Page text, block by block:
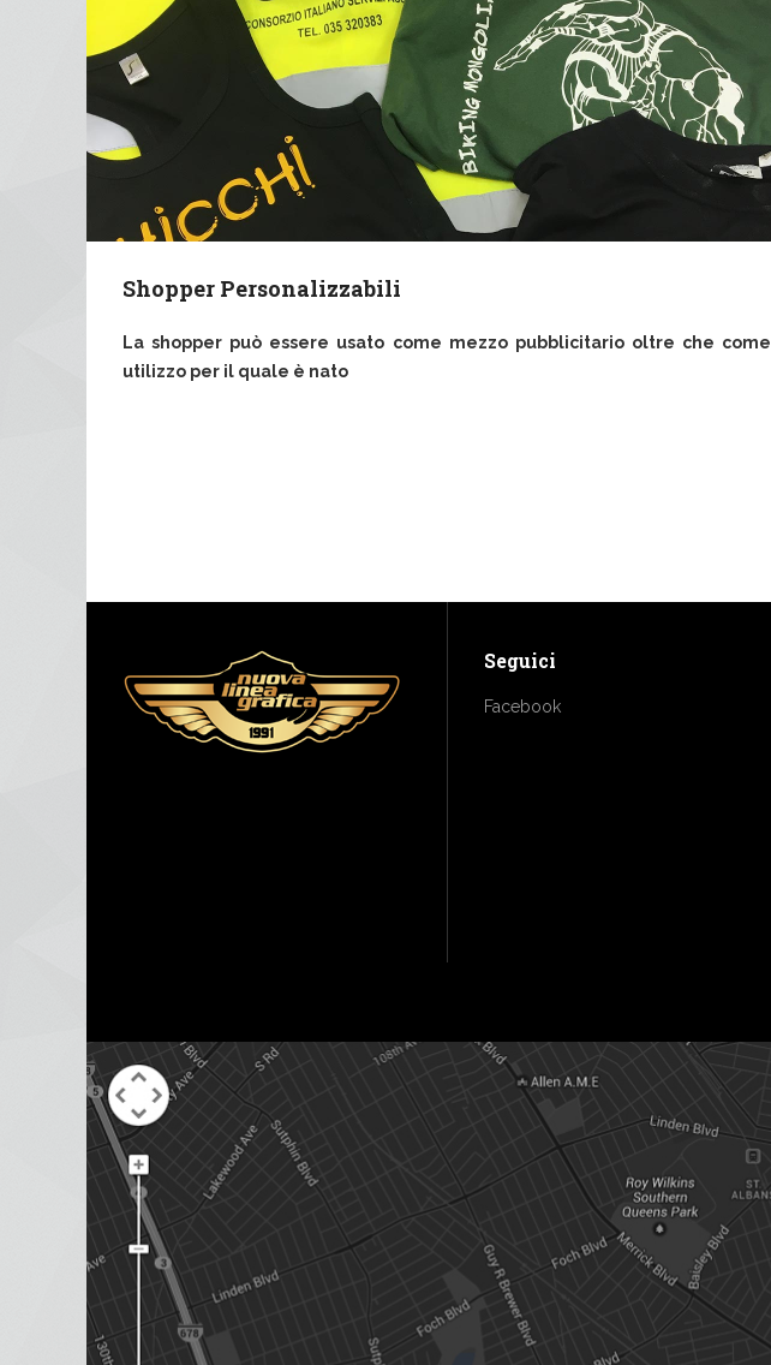
Shopper Personalizzabili
La shopper può essere usato come mezzo pubblicitario oltre che come
utilizzo per il quale è nato
Seguici
Facebook